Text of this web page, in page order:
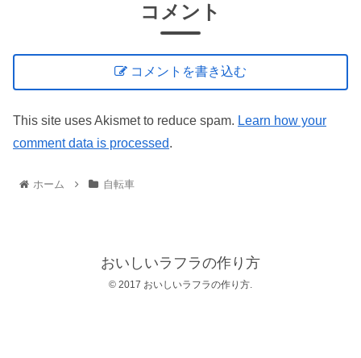
コメント
コメントを書き込む
This site uses Akismet to reduce spam. Learn how your
comment data is processed.
ホーム 自転車
おいしいラフラの作り方
© 2017 おいしいラフラの作り方.